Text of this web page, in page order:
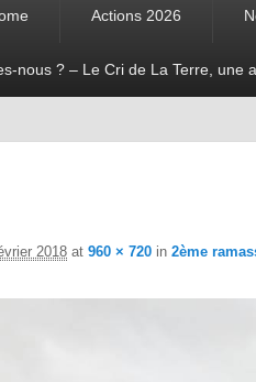
Actions 2026
nous ? – Le Cri de La Terre, une
2018 at 960 × 720 in 2ème